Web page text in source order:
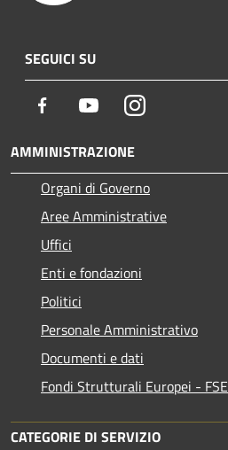
SEGUICI SU
Facebook YoutubeInstagram
AMMINISTRAZIONE
Organi di Governo
Aree Amministrative
Uffici
Enti e fondazioni
Politici
Personale Amministrativo
Documenti e dati
Fondi Strutturali Europei - FSE
CATEGORIE DI SERVIZIO